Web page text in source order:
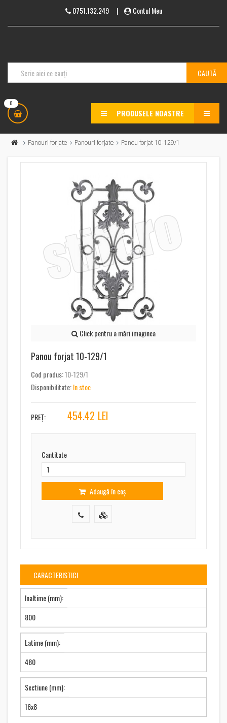
0751.132.249| Contul Meu
0
PRODUSELE NOASTRE MENU
Panouri forjate Panouri forjate Panou forjat 10-129/1
Click pentru a mări imaginea
Panou forjat 10-129/1
Cod produs:10-129/1
Disponibilitate:In stoc
PREȚ: 454.42 LEI
Cantitate
Adaugă în coș
CARACTERISTICI
Inaltime (mm):
800
Latime (mm):
480
Sectiune (mm):
16x8